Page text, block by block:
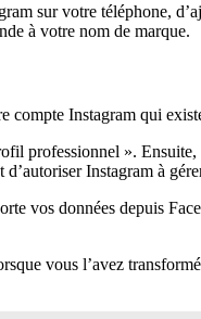
sur votre téléphone,
à votre nom de marque.
Instagram qui
professionnel ».
Instagram à
vos données depuis
vous l’avez